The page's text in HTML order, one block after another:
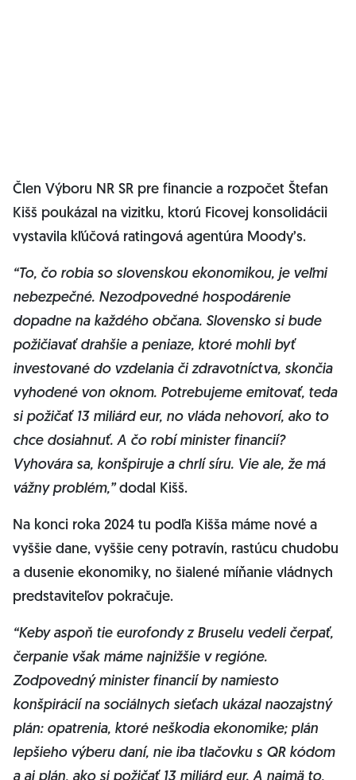
Člen Výboru NR SR pre financie a rozpočet Štefan
Kišš poukázal na vizitku, ktorú Ficovej konsolidácii
vystavila kľúčová ratingová agentúra Moody’s.
“To, čo robia so slovenskou ekonomikou, je veľmi
nebezpečné. Nezodpovedné hospodárenie
dopadne na každého občana. Slovensko si bude
požičiavať drahšie a peniaze, ktoré mohli byť
investované do vzdelania či zdravotníctva, skončia
vyhodené von oknom. Potrebujeme emitovať, teda
si požičať 13 miliárd eur, no vláda nehovorí, ako to
chce dosiahnuť. A čo robí minister financií?
Vyhovára sa, konšpiruje a chrlí síru. Vie ale, že má
vážny problém,”dodal Kišš.
Na konci roka 2024 tu podľa Kišša máme nové a
vyššie dane, vyššie ceny potravín, rastúcu chudobu
a dusenie ekonomiky, no šialené míňanie vládnych
predstaviteľov pokračuje.
“Keby aspoň tie eurofondy z Bruselu vedeli čerpať,
čerpanie však máme najnižšie v regióne.
Zodpovedný minister financií by namiesto
konšpirácií na sociálnych sieťach ukázal naozajstný
plán: opatrenia, ktoré neškodia ekonomike; plán
lepšieho výberu daní, nie iba tlačovku s QR kódom